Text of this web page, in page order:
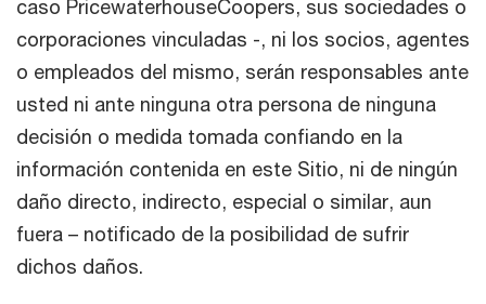
caso PricewaterhouseCoopers, sus sociedades o
corporaciones vinculadas -, ni los socios, agentes
o empleados del mismo, serán responsables ante
usted ni ante ninguna otra persona de ninguna
decisión o medida tomada confiando en la
información contenida en este Sitio, ni de ningún
daño directo, indirecto, especial o similar, aun
fuera – notificado de la posibilidad de sufrir
dichos daños.